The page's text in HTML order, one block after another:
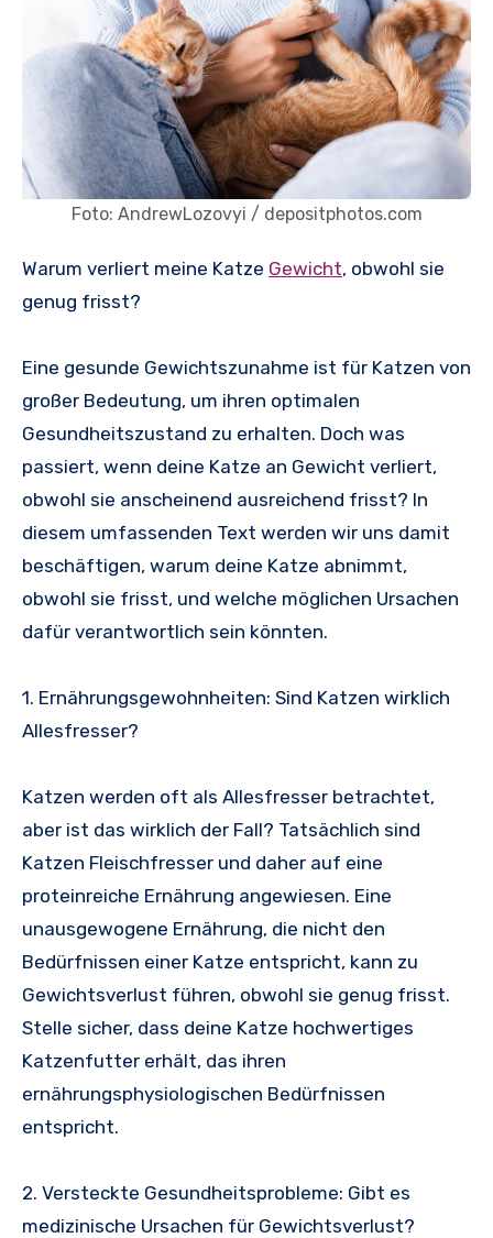
Foto: AndrewLozovyi / depositphotos.com
Warum verliert meine Katze Gewicht, obwohl sie
genug frisst?
Eine gesunde Gewichtszunahme ist für Katzen von
großer Bedeutung, um ihren optimalen
Gesundheitszustand zu erhalten. Doch was
passiert, wenn deine Katze an Gewicht verliert,
obwohl sie anscheinend ausreichend frisst? In
diesem umfassenden Text werden wir uns damit
beschäftigen, warum deine Katze abnimmt,
obwohl sie frisst, und welche möglichen Ursachen
dafür verantwortlich sein könnten.
1. Ernährungsgewohnheiten: Sind Katzen wirklich
Allesfresser?
Katzen werden oft als Allesfresser betrachtet,
aber ist das wirklich der Fall? Tatsächlich sind
Katzen Fleischfresser und daher auf eine
proteinreiche Ernährung angewiesen. Eine
unausgewogene Ernährung, die nicht den
Bedürfnissen einer Katze entspricht, kann zu
Gewichtsverlust führen, obwohl sie genug frisst.
Stelle sicher, dass deine Katze hochwertiges
Katzenfutter erhält, das ihren
ernährungsphysiologischen Bedürfnissen
entspricht.
2. Versteckte Gesundheitsprobleme: Gibt es
medizinische Ursachen für Gewichtsverlust?